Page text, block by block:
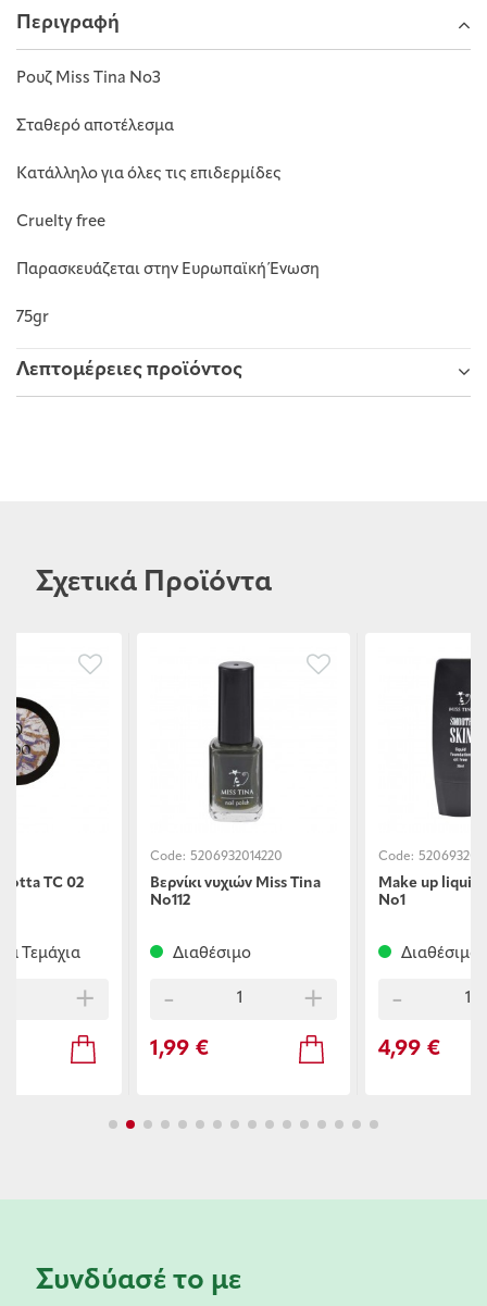
Περιγραφή
Ρουζ Μiss Τina Νο3
Σταθερό αποτέλεσμα
Κατάλληλο για όλες τις επιδερμίδες
Cruelty free
Παρασκευάζεται στην Ευρωπαϊκή Ένωση
75gr
Λεπτομέρειες προϊόντος
Σχετικά Προϊόντα
TC 02
Τεμάχια
+
Code: 5206932014220
Βερνίκι νυχιών Miss Τina
Νο112
Διαθέσιμο
- +
1,99 €
Code:
Μake up liquid
Νο1
Διαθέσιμο
-
4,99 €
Συνδύασέ το με